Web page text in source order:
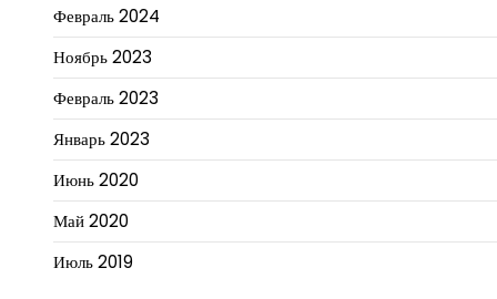
Февраль 2024
Ноябрь 2023
Февраль 2023
Январь 2023
Июнь 2020
Май 2020
Июль 2019